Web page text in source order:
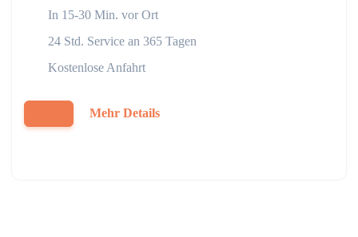
In 15-30 Min. vor Ort
24 Std. Service an 365 Tagen
Kostenlose Anfahrt
Mehr Details